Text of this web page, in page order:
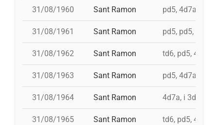
31/08/1960 Sant Ramon pd5, 4d7a, i
31/08/1961 Sant Ramon pd5, pd5, 3d7,
31/08/1962 Sant Ramon td6, pd5, 4d7,
31/08/1963 Sant Ramon pd5, 4d7a, i td7
31/08/1964 Sant Ramon 4d7a, i 3d7s, i
31/08/1965 Sant Ramon td6, pd5, 4d7,